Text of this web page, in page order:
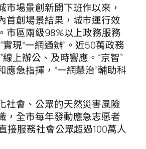
市場景創新開下班作以來，
首創場景結果，城市運行效
市區兩級98%以上政務服務
實現“一網通辦”。近50萬政務
線上辦公、及時響應。“京智”
應急指揮，“一網慧治”輔助科
社會、公眾的天然災害風險
，全市每年發動應急志愿者
接服務社會公眾超過100萬人